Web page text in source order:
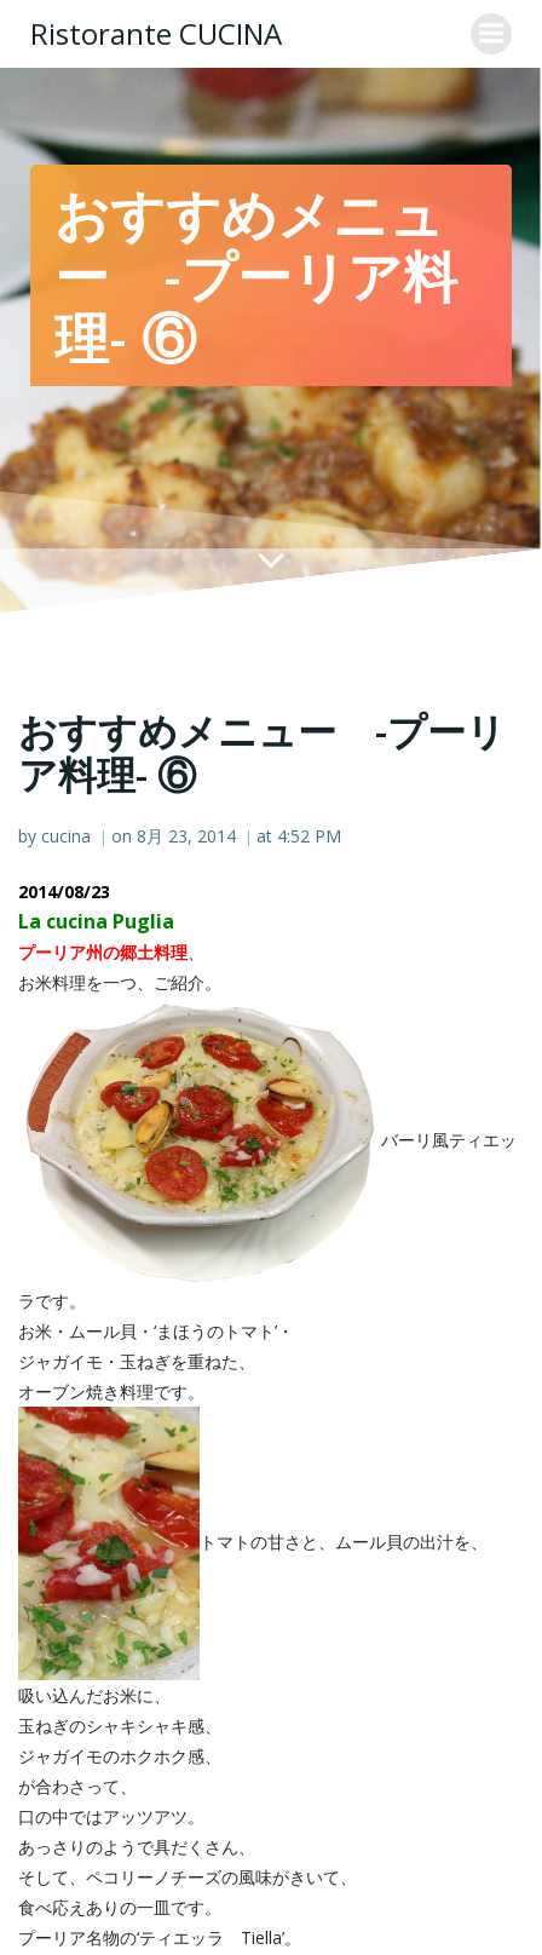
ン
テ
ン
ツ
へ
キ
ッ
プ
Ristorante CUCINA
おすすめメニュ
ー -プーリア料
理- ⑥
おすすめメニュー -プーリ
ア料理- ⑥
by cucina | on 8月 23, 2014 | at 4:52 PM
2014/08/23
La cucina Puglia
プーリア州の郷土料理、
お米料理を一つ、ご紹介。
バーリ風ティエッ
ラです。
お米・ムール貝・‘まほうのトマト’・
ジャガイモ・玉ねぎを重ねた、
オーブン焼き料理です。
トマトの甘さと、ムール貝の出汁を、
吸い込んだお米に、
玉ねぎのシャキシャキ感、
ジャガイモのホクホク感、
が合わさって、
口の中ではアッツアツ。
あっさりのようで具だくさん、
そして、ペコリーノチーズの風味がきいて、
食べ応えありの一皿です。
プーリア名物の‘ティエッラ Tiella’。